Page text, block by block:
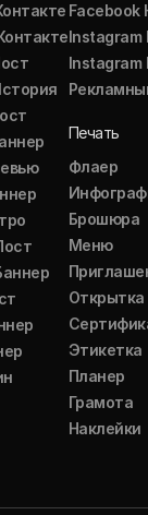
Facebook
Instagram
Печать
Флаер
Брошюра
Меню
Открытка
Этикетка
Планер
Грамота
Наклейки